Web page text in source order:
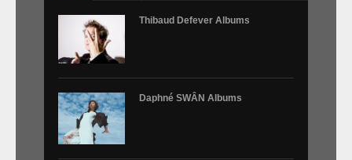
HAPPY ENDS
La lune en plein jour
Toute une vie sans se voir / Quelques mots d'amour
Daphné SWÂN
(animation)
Thibaud Defever Albums
Daphné SWÂN Albums